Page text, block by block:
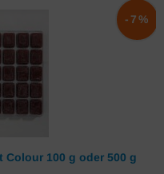
Colour 100 g oder 500 g
-7%